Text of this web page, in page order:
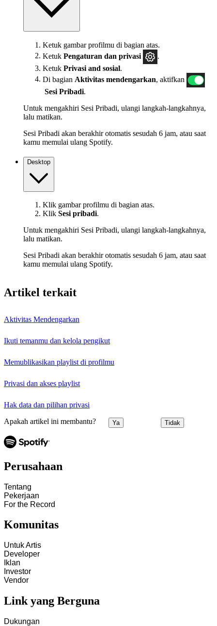
Ketuk gambar profilmu di bagian atas.
Ketuk Pengaturan dan privasi
.
Ketuk Privasi and sosial.
Di bagian Aktivitas mendengarkan, aktifkan
Sesi Pribadi.
Untuk mengakhiri Sesi Pribadi, ulangi langkah-langkahnya,
lalu matikan.
Sesi Pribadi akan berakhir otomatis sesudah 6 jam, atau saat
kamu memulai ulang Spotify.
Desktop
Klik gambar profilmu di bagian atas.
Klik Sesi pribadi.
Untuk mengakhiri Sesi Pribadi, ulangi langkah-langkahnya,
lalu matikan.
Sesi Pribadi akan berakhir otomatis sesudah 6 jam, atau saat
kamu memulai ulang Spotify.
Artikel terkait
Aktivitas Mendengarkan
Ikuti temanmu dan kelola pengikut
Memublikasikan playlist di profilmu
Privasi dan akses playlist
Hak data dan pilihan privasi
Apakah artikel ini membantu? Ya Tidak
Perusahaan
Tentang
Pekerjaan
For the Record
Komunitas
Untuk Artis
Developer
Iklan
Investor
Vendor
Link yang Berguna
Dukungan